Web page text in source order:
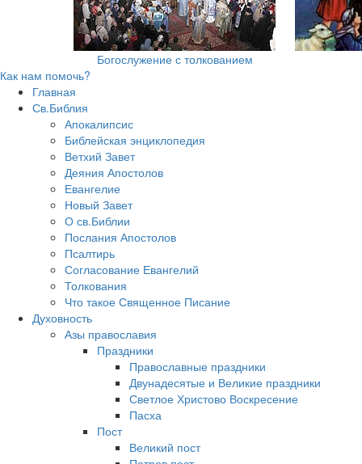
Богослужение с толкованием
Как нам помочь?
Главная
Св.Библия
Апокалипсис
Библейская энциклопедия
Ветхий Завет
Деяния Апостолов
Евангелие
Новый Завет
О св.Библии
Послания Апостолов
Псалтирь
Согласование Евангелий
Толкования
Что такое Священное Писание
Духовность
Азы православия
Праздники
Православные праздники
Двунадесятые и Великие праздники
Светлое Христово Воскресение
Пасха
Пост
Великий пост